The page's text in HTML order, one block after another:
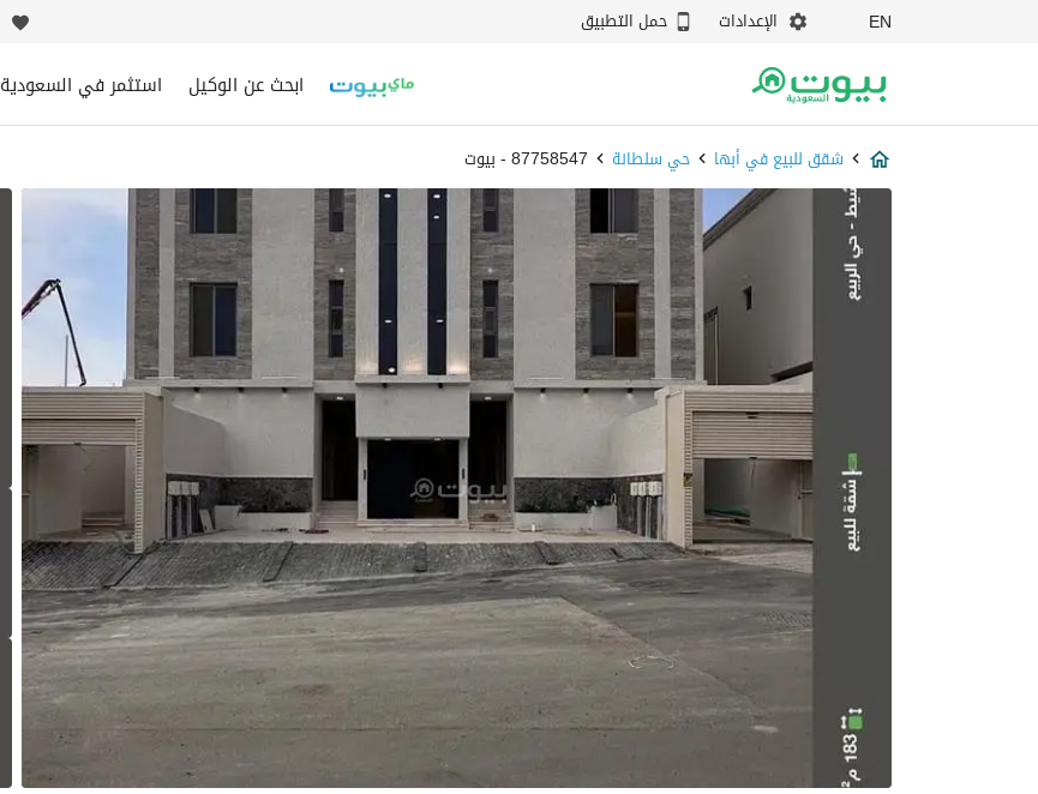
EN الإعدادات حمل التطبيق
ابحث عن الوكيل استثمر في السعودية
شقق للبيع في أبها حي سلطانة 87758547 - بيوت